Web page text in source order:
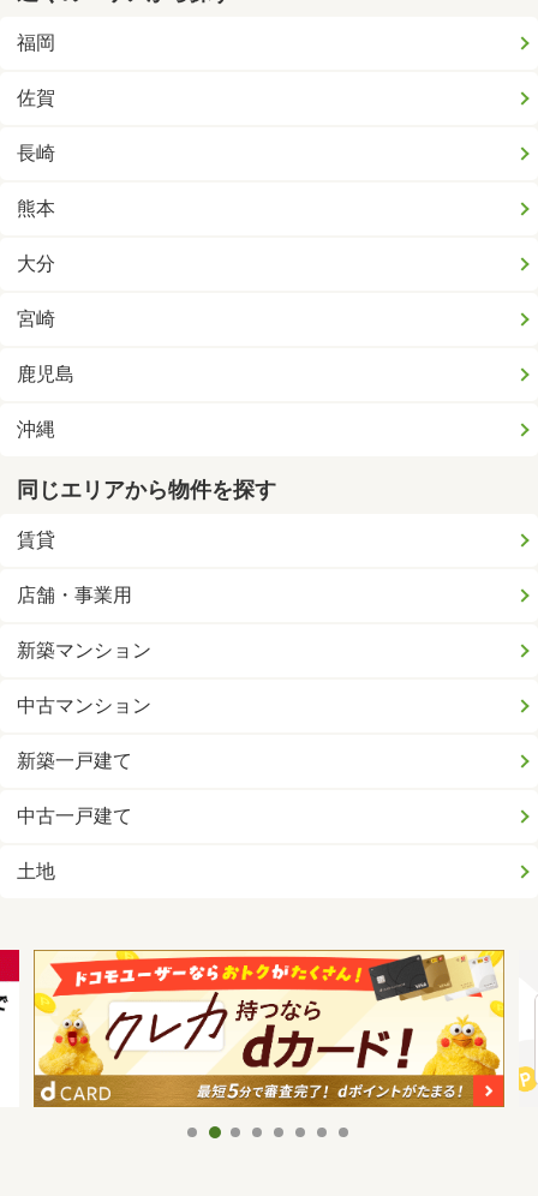
福岡
佐賀
長崎
熊本
大分
宮崎
鹿児島
沖縄
同じエリアから物件を探す
賃貸
店舗・事業用
新築マンション
中古マンション
新築一戸建て
中古一戸建て
土地